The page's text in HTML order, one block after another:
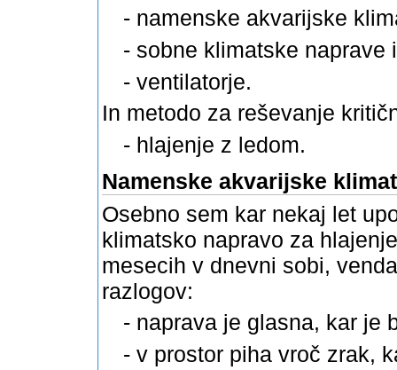
- namenske akvarijske
- sobne klimatske naprave
- ventilatorje.
In metodo za reševanje
- hlajenje z ledom.
Namenske akvarijske
Osebno sem kar nekaj let
klimatsko napravo za
mesecih v dnevni sobi,
razlogov:
- naprava je glasna, kar je
- v prostor piha vroč zrak,